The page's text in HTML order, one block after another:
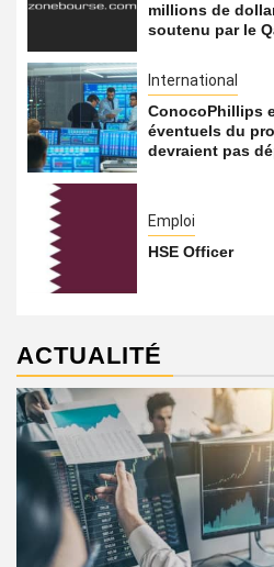
millions de
soutenu par le
International
ConocoPhillips
éventuels du
devraient pas
Emploi
HSE Officer
ACTUALITÉ